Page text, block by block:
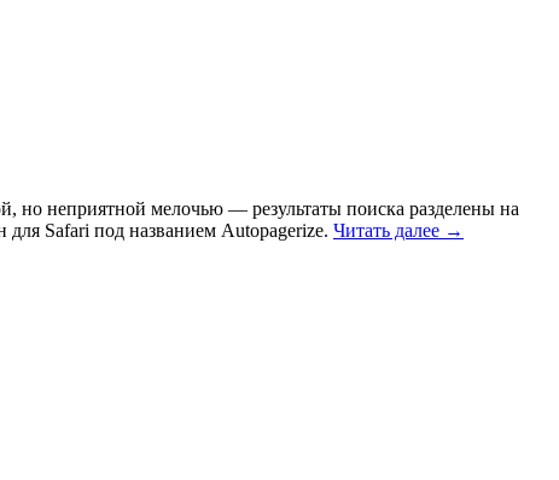
но неприятной мелочью — результаты поиска разделены на
Safari под названием Autopagerize. Читать далее →